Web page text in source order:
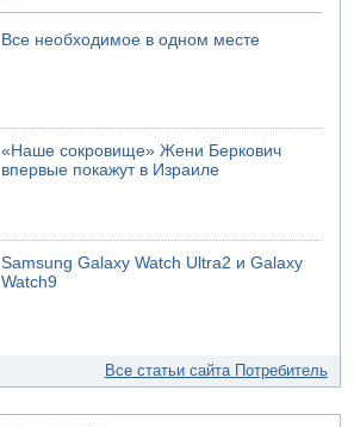
Все необходимое в одном месте
«Наше сокровище» Жени Беркович
впервые покажут в Израиле
Samsung Galaxy Watch Ultra2 и Galaxy
Watch9
Все статьи сайта Потребитель